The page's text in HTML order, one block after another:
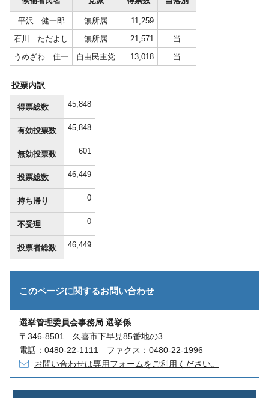
平沢 健一郎 無所属
11,259
石川 ただよし
無所属 21,571
当
うめざわ 佳一
自由民主党 13,018 当
投票内訳
得票総数 45,848
有効投票数 45,848
無効投票数 601
投票総数 46,449
持ち帰り 0
不受理 0
投票者総数 46,449
このページに関するお問い合わせ
選挙管理委員会事務局 選挙係
〒346-8501 久喜市下早見85番地の3
電話：0480-22-1111 ファクス：0480-22-1996
お問い合わせは専用フォームをご利用ください。